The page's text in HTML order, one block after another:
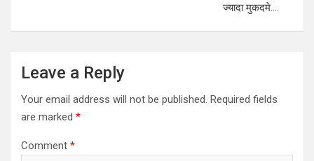
ज्यादा मुकदमे….
Leave a Reply
Your email address will not be published. Required fields
are marked *
Comment *